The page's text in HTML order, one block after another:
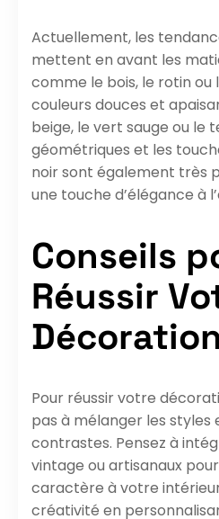
Actuellement, les
mettent en avant les
comme le bois, le rotin ou
couleurs douces et
beige, le vert sauge ou le
géométriques et les
noir sont également très
une touche d’élégance à
Conseils
Réussir
Pour réussir votre
pas à mélanger les styles
contrastes. Pensez à
vintage ou artisanaux
caractère à votre
créativité en